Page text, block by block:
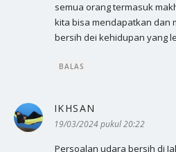
semua orang termasuk
kita bisa mendapatkan dan
bersih dei kehidupan yang
BALAS
IKHSAN
19/03/2024 pukul 20:22
Persoalan udara bersih di